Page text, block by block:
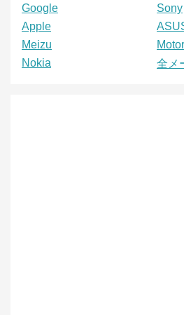
Google
Sony
Apple
Meizu
Nokia
全メ